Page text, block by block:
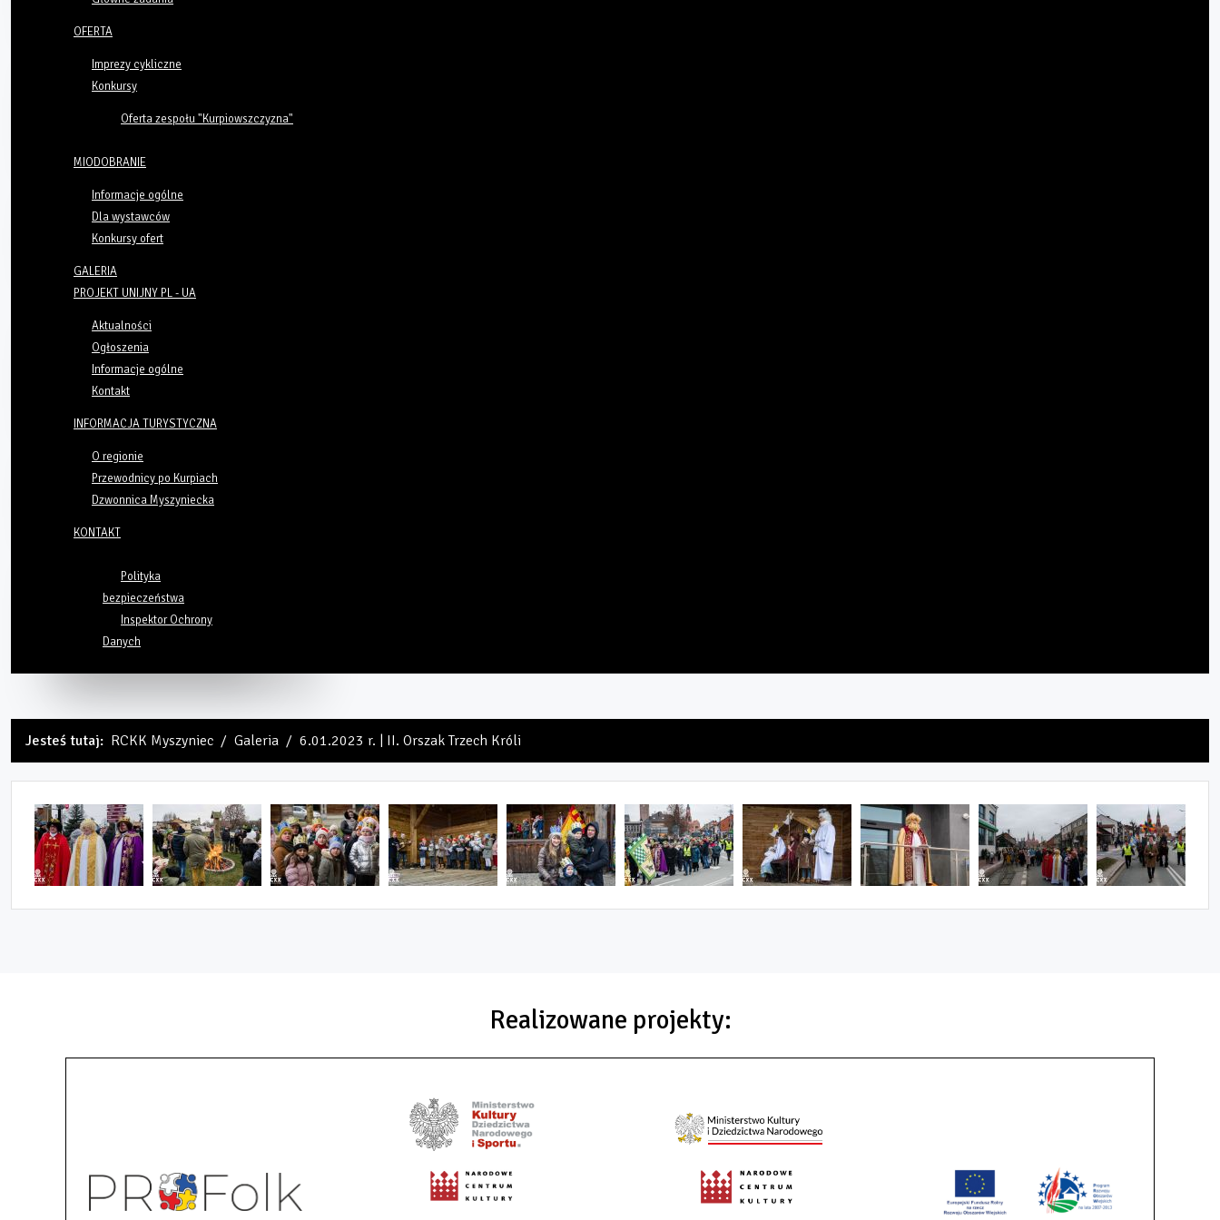
OFERTA
Imprezy cykliczne
Konkursy
Oferta zespołu "Kurpiowszczyzna"
MIODOBRANIE
Informacje ogólne
Dla wystawców
Konkursy ofert
GALERIA
PROJEKT UNIJNY PL - UA
Aktualności
Ogłoszenia
Informacje ogólne
Kontakt
INFORMACJA TURYSTYCZNA
O regionie
Przewodnicy po Kurpiach
Dzwonnica Myszyniecka
KONTAKT
Polityka
bezpieczeństwa
Inspektor Ochrony
Danych
Jesteś tutaj: RCKK Myszyniec Galeria 6.01.2023 r. | II. Orszak Trzech Króli
Realizowane projekty: